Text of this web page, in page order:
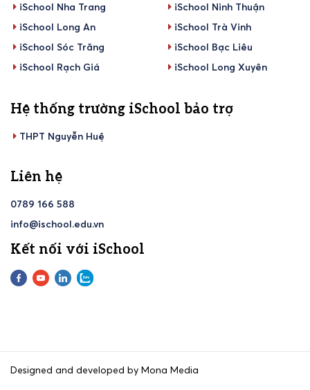
iSchool Nha Trang
iSchool Ninh Thuận
iSchool Long An
iSchool Trà Vinh
iSchool Sóc Trăng
iSchool Bạc Liêu
iSchool Rạch Giá
iSchool Long Xuyên
Hệ thống trường iSchool bảo trợ
THPT Nguyễn Huệ
Liên hệ
0789 166 588
info@ischool.edu.vn
Kết nối với iSchool
Designed and developed by Mona Media